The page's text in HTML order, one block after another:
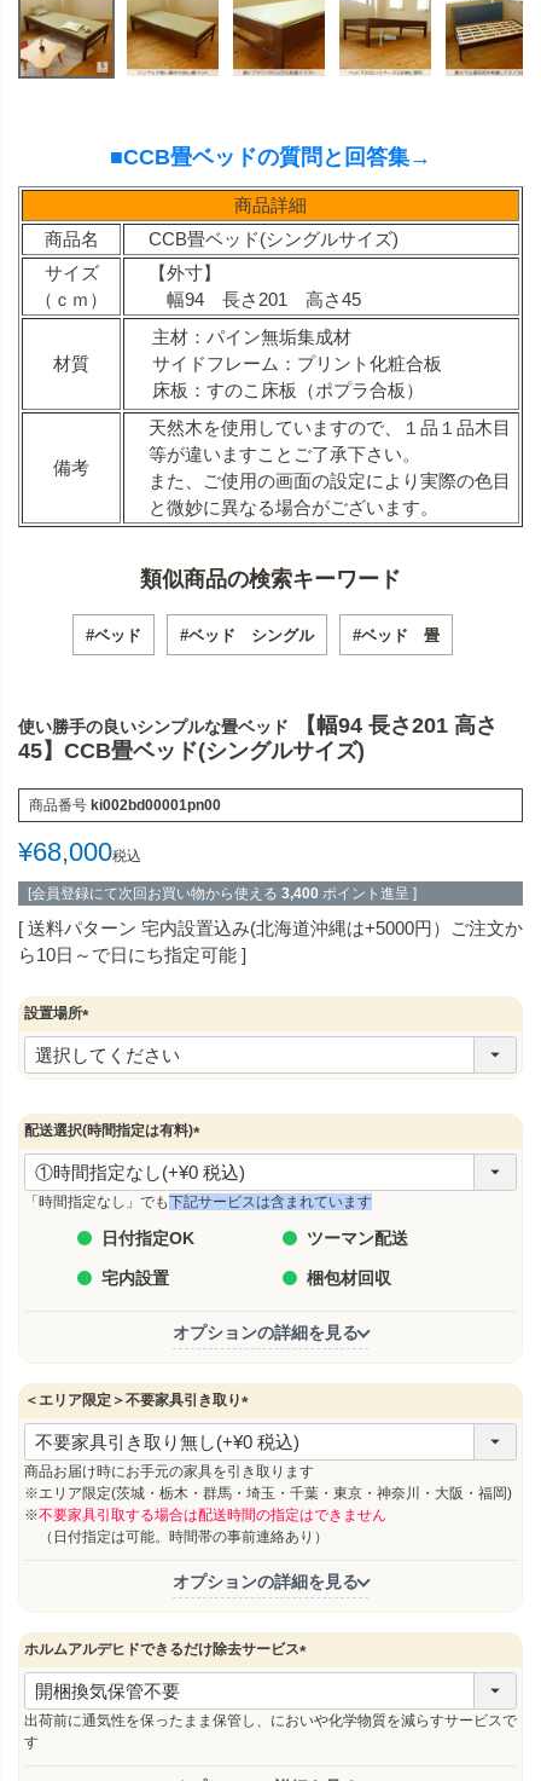
■CCB畳ベッドの質問と回答集→
商品詳細
商品名
CCB畳ベッド(シングルサイズ)
サイズ
（ｃｍ）
【外寸】
幅94 長さ201 高さ45
材質
主材：パイン無垢集成材
サイドフレーム：プリント化粧合板
床板：すのこ床板（ポプラ合板）
備考
天然木を使用していますので、１品１品木目
等が違いますことご了承下さい。
また、ご使用の画面の設定により実際の色目
と微妙に異なる場合がございます。
類似商品の検索キーワード
#ベッド #ベッド シングル #ベッド 畳
使い勝手の良いシンプルな畳ベッド
【幅94 長さ201 高さ
45】CCB畳ベッド(シングルサイズ)
商品番号 ki002bd00001pn00
¥68,000税込
[会員登録にて次回お買い物から使える 3,400 ポイント進呈 ]
送料パターン 宅内設置込み(北海道沖縄は+5000円）ご注文か
ら10日～で日にち指定可能
設置場所
(
必
須
配送選択(時間指定は有料)
(
必
須
「時間指定なし」でも下記サービスは含まれています
日付指定OK ツーマン配送
宅内設置 梱包材回収
オプションの詳細を見る
＜エリア限定＞不要家具引き取り
(
必
須
商品お届け時にお手元の家具を引き取ります
※エリア限定(茨城・栃木・群馬・埼玉・千葉・東京・神奈川・大阪・福岡)
※不要家具引取する場合は配送時間の指定はできません
（日付指定は可能。時間帯の事前連絡あり）
オプションの詳細を見る
ホルムアルデヒドできるだけ除去サービス
(
須
出荷前に通気性を保ったまま保管し、においや化学物質を減らすサービスで
す